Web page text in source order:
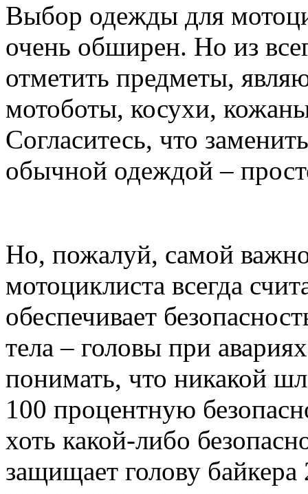
Выбор одежды для
очень обширен. Но из
отметить предметы,
мотоботы, косухи,
Согласитесь, что
обычной одеждой –
Но, пожалуй, самой
мотоциклиста всегда
обеспечивает
тела – головы при
понимать, что никакой
100 процентную
хоть какой-либо
защищает голову